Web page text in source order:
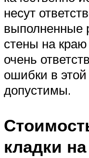
несут
выполненные
стены на
очень
ошибки в
допустимы.
кладки